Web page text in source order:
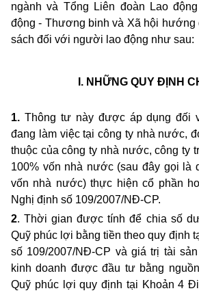
ngành và Tổng Liên đoàn Lao
động - Thương binh và Xã hội hướng
sách đối với người lao động như sau:
I. NH ỮNG QUY ĐỊNH
1. Thông tư này được áp dụng đối
đang làm việc tại công ty nhà nước,
thuộc của công ty nhà nước,công ty
100% vốn nhà nước (sau đây gọi là
vốn nhà nước) thực hiện cổ phần
Nghị định số 109/2007/NĐ-CP.
2. Thời gian được tính để chia số
Quỹ phúc lợi bằng tiền theo quy định
số 109/2007/NĐ-CP và giá trị tài
kinh doanh được đầu tư bằng
Quỹ phúc lợi quy định tại Khoản 4